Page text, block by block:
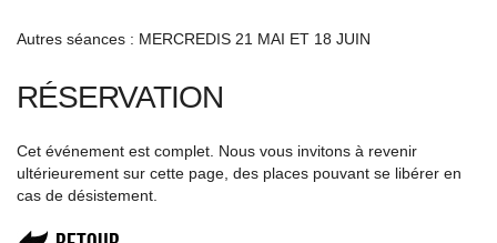
Autres séances : MERCREDIS 21 MAI ET 18 JUIN
RÉSERVATION
Cet événement est complet. Nous vous invitons à revenir
ultérieurement sur cette page, des places pouvant se libérer en
cas de désistement.